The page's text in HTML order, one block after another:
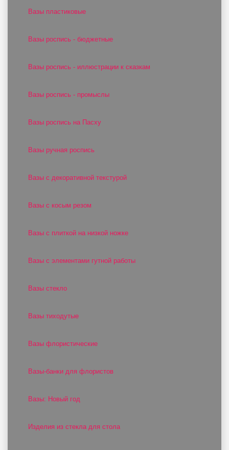
Вазы пластиковые
Вазы роспись - бюджетные
Вазы роспись - иллюстрации к сказкам
Вазы роспись - промыслы
Вазы роспись на Пасху
Вазы ручная роспись
Вазы с декоративной текстурой
Вазы с косым резом
Вазы с плиткой на низкой ножке
Вазы с элементами гутной работы
Вазы стекло
Вазы тиходутые
Вазы флористические
Вазы-банки для флористов
Вазы: Новый год
Изделия из стекла для стола